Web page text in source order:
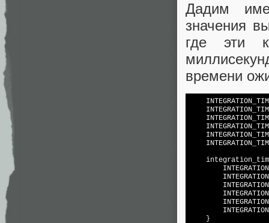
Дадим
значения
где эти
времени
    }